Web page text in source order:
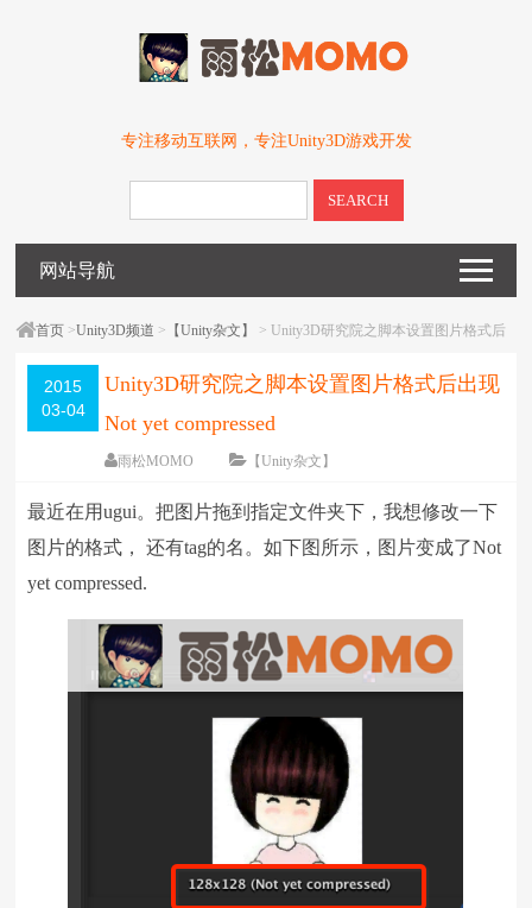
专注移动互联网，专注Unity3D游戏开发
SEARCH
网站导航
首页 >Unity3D频道 > 【Unity杂文】
> Unity3D研究院之脚本设置图片格式后
2015
03-04
Unity3D研究院之脚本设置图片格式后出现
Not yet compressed
雨松MOMO
【Unity杂文】
编辑日期：2016-05-03 字体： 中小
最近在用ugui。把图片拖到指定文件夹下，我想修改一下
图片的格式， 还有tag的名。如下图所示，图片变成了Not
yet compressed.